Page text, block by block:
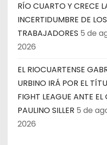
RÍO CUARTO Y CRECE
INCERTIDUMBRE DE LOS
TRABAJADORES 5 de
2026
EL RIOCUARTENSE
URBINO IRÁ POR EL
FIGHT LEAGUE ANTE
PAULINO SILLER 5 de
2026